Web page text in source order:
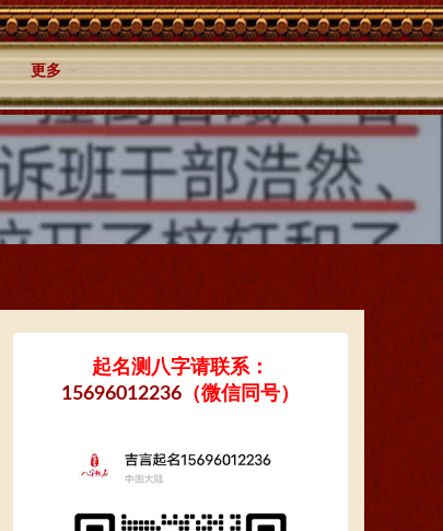
更多
起名测八字请联系：
15696012236 （微信同号）